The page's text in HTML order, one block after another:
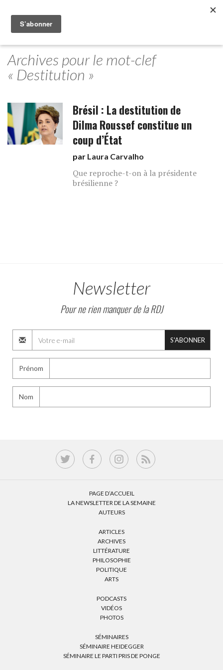
Archives pour le mot-clef
« Destitution »
Brésil : La destitution de
Dilma Roussef constitue un
coup d’État
par Laura Carvalho
Que reproche-t-on à la présidente
brésilienne ?
Newsletter
Pour ne rien manquer de la RDJ
S'ABONNER
Prénom
Nom
PAGE D’ACCUEIL
LA NEWSLETTER DE LA SEMAINE
AUTEURS
ARTICLES
ARCHIVES
LITTÉRATURE
PHILOSOPHIE
POLITIQUE
ARTS
PODCASTS
VIDÉOS
PHOTOS
SÉMINAIRES
SÉMINAIRE HEIDEGGER
SÉMINAIRE LE PARTI PRIS DE PONGE